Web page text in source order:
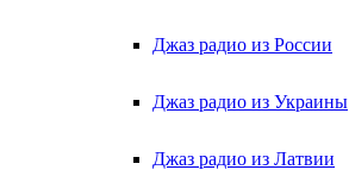
Джаз радио из России
Джаз радио из Украины
Джаз радио из Латвии